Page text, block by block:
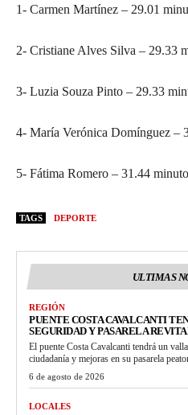
1- Carmen Martínez – 29.01
2- Cristiane Alves Silva – 29.33
3- Luzia Souza Pinto – 29.33
4- María Verónica Domínguez –
5- Fátima Romero – 31.44
TAGS DEPORTE
ULTIMAS
REGIÓN
PUENTE COSTA CAVALCANTI
SEGURIDAD Y PASARELA
El puente Costa Cavalcanti tendrá un
ciudadanía y mejoras en su pasarela
6 de agosto de 2026
LOCALES